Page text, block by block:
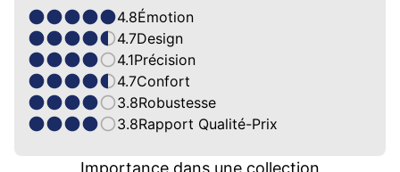
4.8Émotion
4.7Design
4.1Précision
4.7Confort
3.8Robustesse
3.8Rapport Qualité-Prix